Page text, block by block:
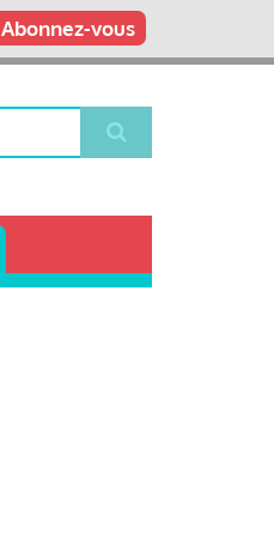
Abonnez-vous